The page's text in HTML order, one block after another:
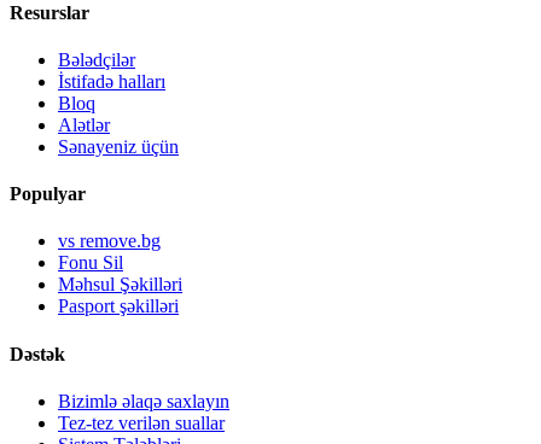
Resurslar
Bələdçilər
İstifadə halları
Bloq
Alətlər
Sənayeniz üçün
Populyar
vs remove.bg
Fonu Sil
Məhsul Şəkilləri
Pasport şəkilləri
Dəstək
Bizimlə əlaqə saxlayın
Tez-tez verilən suallar